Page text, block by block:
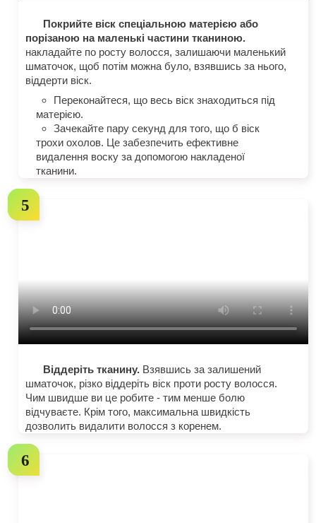
Покрийте віск спеціальною матерією або
порізаною на маленькі частини тканиною.
накладайте по росту волосся, залишаючи маленький
шматочок, щоб потім можна було, взявшись за нього,
віддерти віск.
Переконайтеся, що весь віск знаходиться під
матерією.
Зачекайте пару секунд для того, що б віск
трохи охолов. Це забезпечить ефективне
видалення воску за допомогою накладеної
тканини.
Віддеріть тканину. Взявшись за залишений
шматочок, різко віддеріть віск проти росту волосся.
Чим швидше ви це робите - тим менше болю
відчуваєте. Крім того, максимальна швидкість
дозволить видалити волосся з коренем.